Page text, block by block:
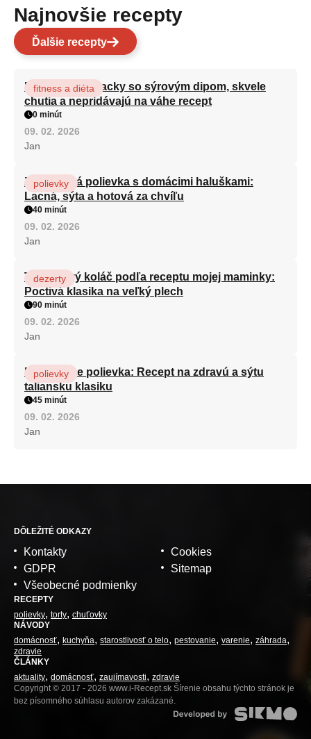
Najnovšie recepty
Ďalšie recepty
Brokolicové placky so sýrovým dipom, skvele
chutia a nepridávajú na váhe recept
fitness a diéta
0 minút
09. 02. 2026
Jan
Zeleninová polievka s domácimi haluškami:
Lacná, sýta a hotová za chvíľu
polievky
40 minút
09. 02. 2026
Jan
Tvarohový koláč podľa receptu mojej maminky:
Poctivá klasika na veľký plech
dezerty
90 minút
09. 02. 2026
Jan
Minestrone polievka: Recept na zdravú a sýtu
taliansku klasiku
polievky
45 minút
09. 02. 2026
Jan
DÔLEŽITÉ ODKAZY
Kontakty
GDPR
Všeobecné podmienky
Cookies
Sitemap
RECEPTY
polievky torty chuťovky
NÁVODY
domácnosť kuchyňa starostlivosť o telo pestovanie varenie
záhrada
zdravie
ČLÁNKY
aktuality domácnosť zaujímavosti
zdravie
Copyright © 2017 - 2026 www.i-Recept.sk Šírenie obsahu týchto stránok je
bez písomného súhlasu autorov zakázané.